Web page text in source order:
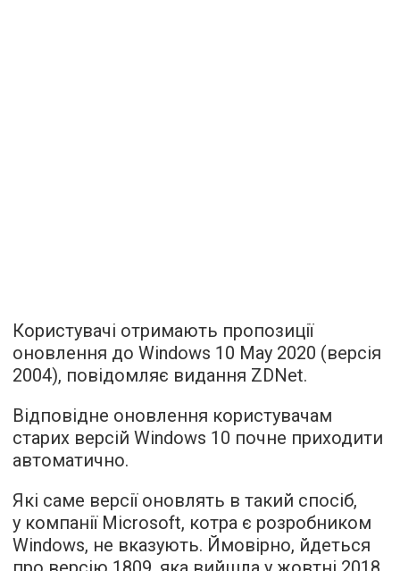
Користувачі отримають пропозиції
оновлення до Windows 10 May 2020 (версія
2004), повідомляє видання ZDNet.
Відповідне оновлення користувачам
старих версій Windows 10 почне приходити
автоматично.
Які саме версії оновлять в такий спосіб,
у компанії Microsoft, котра є розробником
Windows, не вказують. Ймовірно, йдеться